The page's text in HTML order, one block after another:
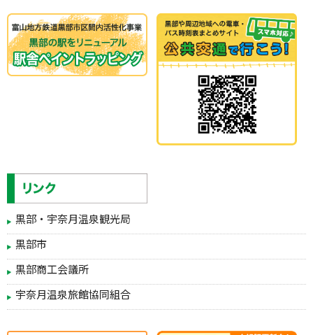
黒部・宇奈月温泉観光局
黒部市
黒部商工会議所
宇奈月温泉旅館協同組合